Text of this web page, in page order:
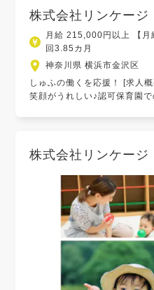
株式会社リンケージ
月給 215,000円以上 【
回3.85カ月
神奈川県 横浜市金沢区
しゅふの働くを応援！ [求人
笑顔がうれしい♪認可保育園で
株式会社リンケージ